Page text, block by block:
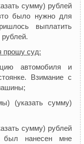
сумму) рублей
было нужно для
выплатить
прошу суд:
автомобиля и
Взимание с
(указать сумму)
сумму) рублей
был нанесен мне